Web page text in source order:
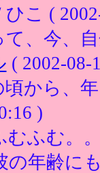
こ (
て、今、
( 2002-08-
から、
)
むふむ。
の年齢に